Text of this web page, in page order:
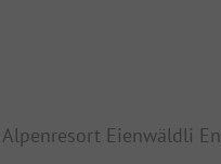
Eienwäldli